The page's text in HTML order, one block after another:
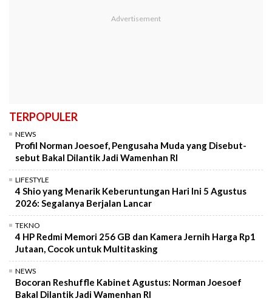
TERPOPULER
NEWS
Profil Norman Joesoef, Pengusaha Muda yang Disebut-
sebut Bakal Dilantik Jadi Wamenhan RI
LIFESTYLE
4 Shio yang Menarik Keberuntungan Hari Ini 5 Agustus
2026: Segalanya Berjalan Lancar
TEKNO
4 HP Redmi Memori 256 GB dan Kamera Jernih Harga Rp1
Jutaan, Cocok untuk Multitasking
NEWS
Bocoran Reshuffle Kabinet Agustus: Norman Joesoef
Bakal Dilantik Jadi Wamenhan RI